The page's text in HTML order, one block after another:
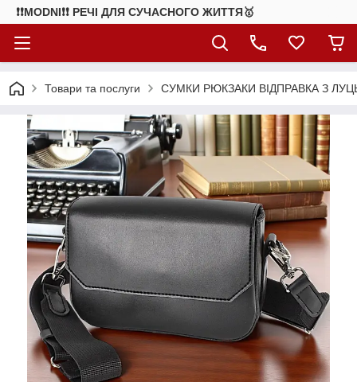
❗❗MODNI❗❗ РЕЧІ ДЛЯ СУЧАСНОГО ЖИТТЯ🥇
Товари та послуги СУМКИ РЮКЗАКИ ВІДПРАВКА З